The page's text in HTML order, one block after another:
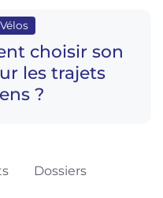
Vélos
choisir son
les trajets
?
Dossiers